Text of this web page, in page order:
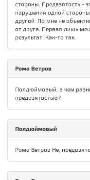
стороны. Предвзятость -
нарушения одной
другой. По мне не
от друга. Первая лишь
результат. Как-то так.
Рома Ветров
Полдюймовый, в чем
предвзятостью?
Полдюймовый
Рома Ветров Не,